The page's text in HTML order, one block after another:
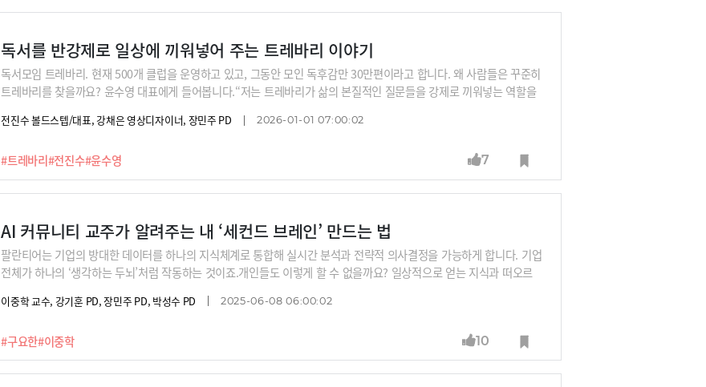
독서를 반강제로 일상에 끼워넣어 주는 트레바리 이야기
#트레바리#전진수#윤수영
독서모임 트레바리. 현재 500개 클럽을 운영하고 있고, 그동안 모인 독후감만 30만편이라고 합니다. 왜 사람들은 꾸준히
트레바리를 찾을까요? 윤수영 대표에게 들어봅니다.“저는 트레바리가 삶의 본질적인 질문들을 강제로 끼워넣는 역할을
문에 그게 때로는 되게 가치가 있을 수 있다는 것이죠.”
전진수 볼드스텝/대표, 강채은 영상디자이너, 장민주 PD 2026-01-01 07:00:02
7
AI 커뮤니티 교주가 알려주는 내 ‘세컨드 브레인’ 만드는 법
#구요한#이중학
팔란티어는 기업의 방대한 데이터를 하나의 지식체계로 통합해 실시간 분석과 전략적 의사결정을 가능하게 합니다. 기업
전체가 하나의 ‘생각하는 두뇌’처럼 작동하는 것이죠.개인들도 이렇게 할 수 없을까요? 일상적으로 얻는 지식과 떠오르
리는 커맨드스페이스 구요한 대표로부터 옵시디언 툴을 사용해 나의 세컨드 브레인을 만드는 법을 알아봅니다.
이중학 교수, 강기훈 PD, 장민주 PD, 박성수 PD 2025-06-08 06:00:02
10